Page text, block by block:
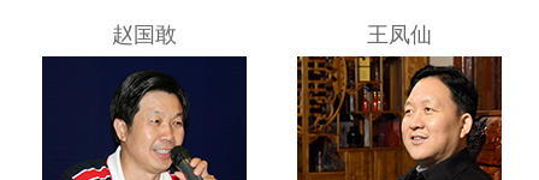
赵国敢 王凤仙